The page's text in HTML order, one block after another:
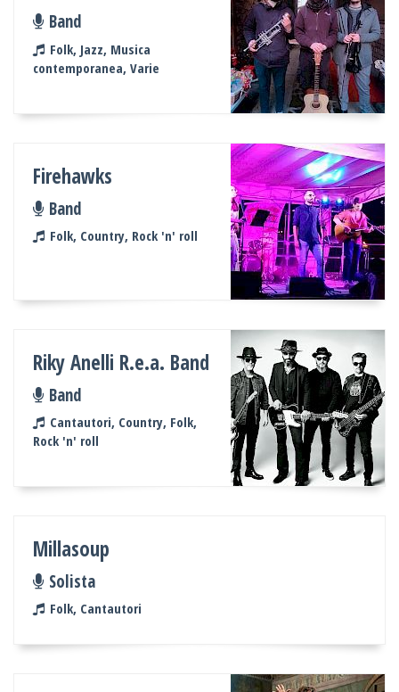
Band
Folk, Jazz, Musica
contemporanea, Varie
Firehawks
Band
Folk, Country, Rock 'n' roll
Riky Anelli R.e.a. Band
Band
Cantautori, Country, Folk,
Rock 'n' roll
Millasoup
Solista
Folk, Cantautori